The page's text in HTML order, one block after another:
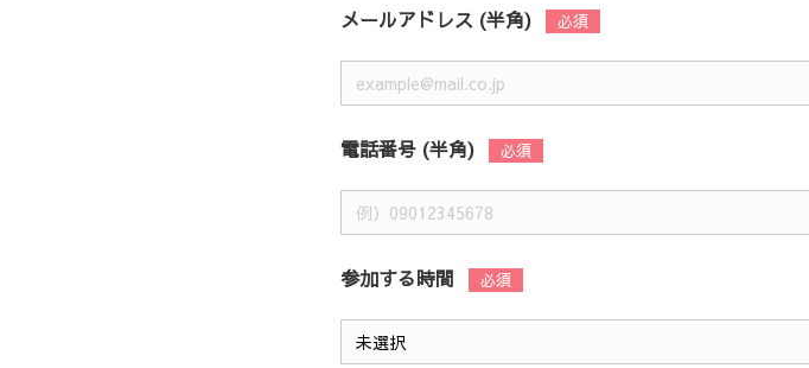
メールアドレス (半角)
電話番号 (半角)
参加する時間